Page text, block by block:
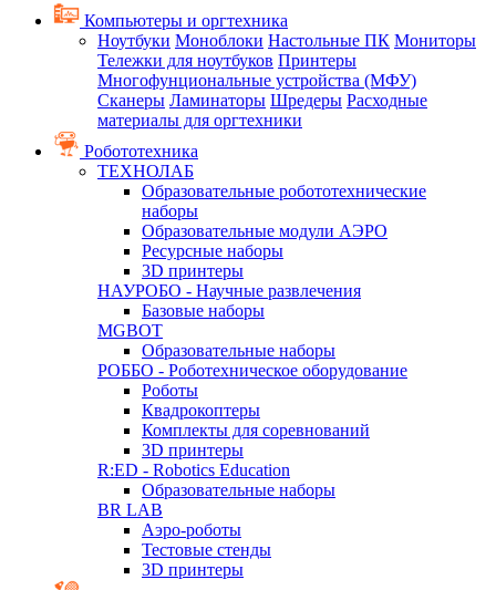
Компьютеры и оргтехника
Ноутбуки Моноблоки Настольные ПК Мониторы
Тележки для ноутбуков Принтеры
Многофунциональные устройства (МФУ)
Сканеры Ламинаторы Шредеры Расходные
материалы для оргтехники
Робототехника
ТЕХНОЛАБ
Образовательные робототехнические
наборы
Образовательные модули АЭРО
Ресурсные наборы
3D принтеры
НАУРОБО - Научные развлечения
Базовые наборы
MGBOT
Образовательные наборы
РОББО - Роботехническое оборудование
Роботы
Квадрокоптеры
Комплекты для соревнований
3D принтеры
R:ED - Robotics Education
Образовательные наборы
BR LAB
Аэро-роботы
Тестовые стенды
3D принтеры